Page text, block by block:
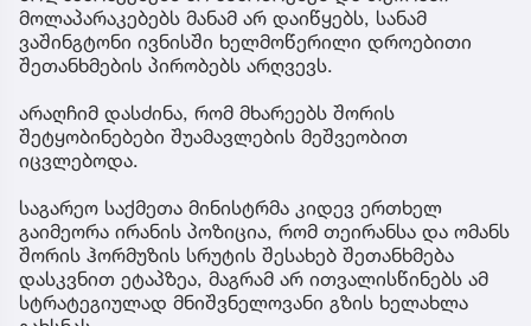
მოლაპარაკებებს მანამ არ დაიწყებს, სანამ
ვაშინგტონი ივნისში ხელმოწერილი დროებითი
შეთანხმების პირობებს არღვევს.
არაღჩიმ დასძინა, რომ მხარეებს შორის
შეტყობინებები შუამავლების მეშვეობით
იცვლებოდა.
საგარეო საქმეთა მინისტრმა კიდევ ერთხელ
გაიმეორა ირანის პოზიცია, რომ თეირანსა და ომანს
შორის ჰორმუზის სრუტის შესახებ შეთანხმება
დასკვნით ეტაპზეა, მაგრამ არ ითვალისწინებს ამ
სტრატეგიულად მნიშვნელოვანი გზის ხელახლა